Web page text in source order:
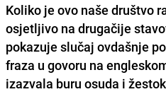
Koliko je ovo naše društvo
osjetljivo na drugačije
pokazuje slučaj ovdašnje
fraza u govoru na
izazvala buru osuda i